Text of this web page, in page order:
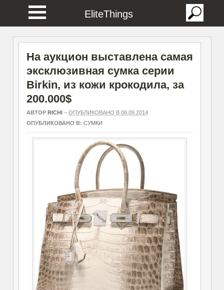
EliteThings
На аукцион выставлена самая
эксклюзивная сумка серии
Birkin, из кожи крокодила, за
200.000$
АВТОР RICHI– ОПУБЛИКОВАНО В 08.09.2014
ОПУБЛИКОВАНО В: СУМКИ